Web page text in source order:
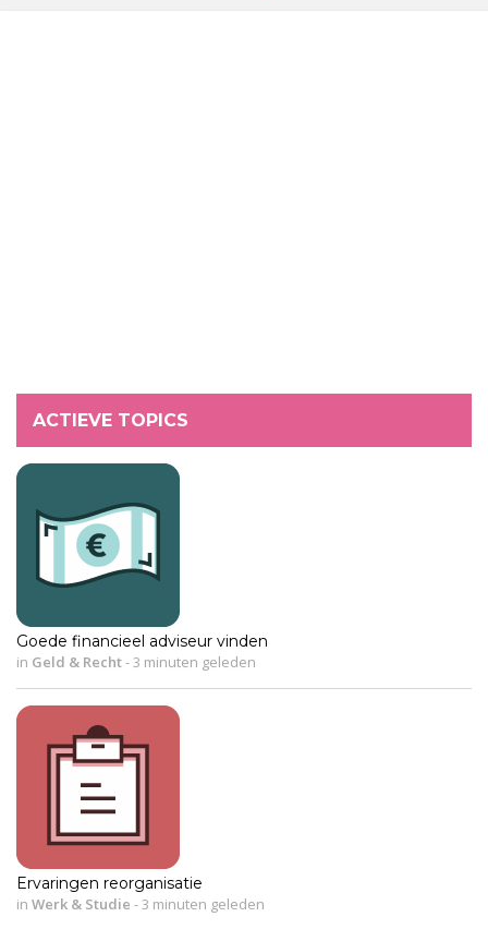
ACTIEVE TOPICS
Goede financieel adviseur vinden
in Geld & Recht-3 minuten geleden
Ervaringen reorganisatie
in Werk & Studie -3 minuten geleden